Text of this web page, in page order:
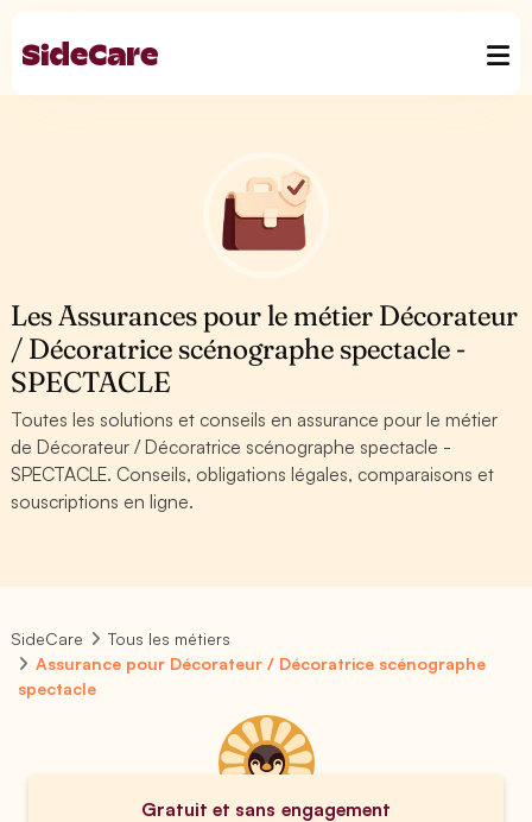
Les Assurances pour le métier Décorateur
/ Décoratrice scénographe spectacle -
SPECTACLE
Toutes les solutions et conseils en assurance pour le métier
de Décorateur / Décoratrice scénographe spectacle -
SPECTACLE. Conseils, obligations légales, comparaisons et
souscriptions en ligne.
SideCare
Tous les métiers
Assurance pour Décorateur / Décoratrice scénographe
spectacle
Gratuit et sans engagement